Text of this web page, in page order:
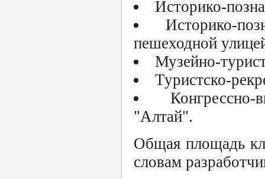
Историко-
Историко-
пешеходной
Музейно-
Туристско-
"Алтай".
Общая площадь
словам